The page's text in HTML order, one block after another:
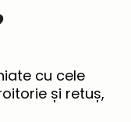
cu cele
și retuș,